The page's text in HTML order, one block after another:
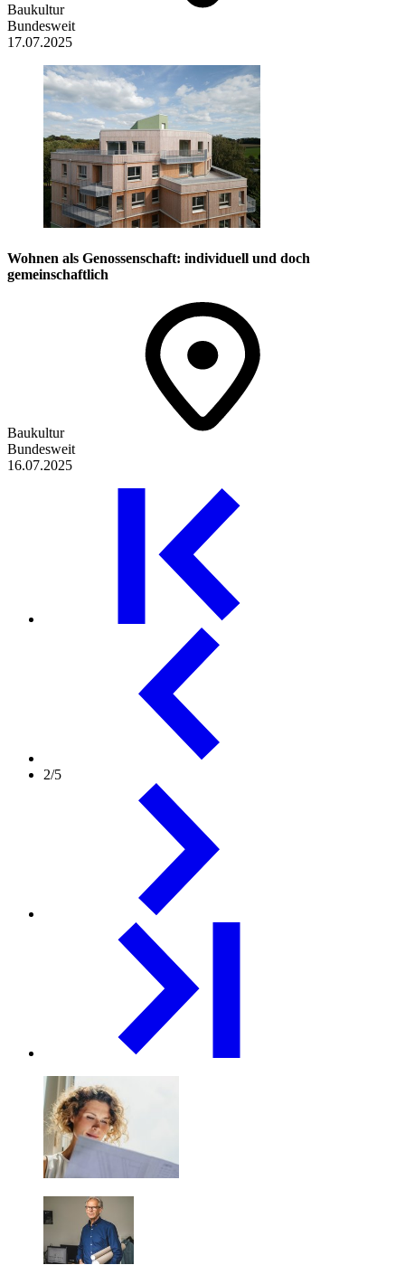
Baukultur
Bundesweit
17.07.2025
Wohnen als Genossenschaft: individuell und doch
gemeinschaftlich
Baukultur
Bundesweit
16.07.2025
2/5